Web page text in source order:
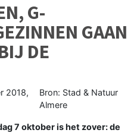
G-
GAAN
DE
2018,
Bron: Stad & Natuur
Almere
7 oktober is het zover: de